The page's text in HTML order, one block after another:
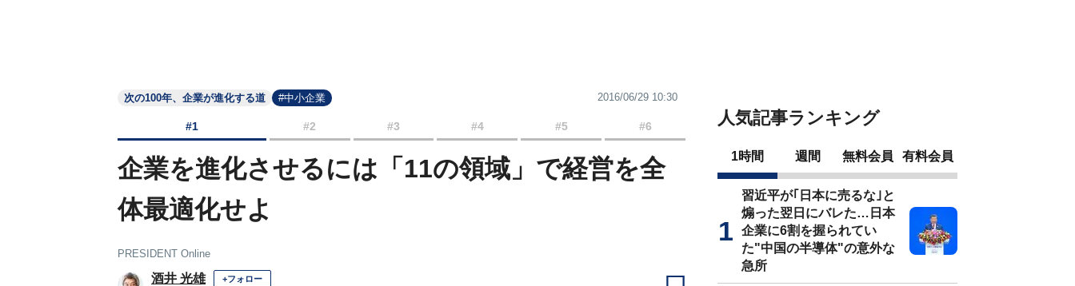
次の100年、企業が進化する道 #中小企業 2016/06/29 10:30
#1 #2 #3 #4 #5 #6
企業を進化させるには「11の領域」で経営を全
体最適化せよ
PRESIDENT Online
酒井 光雄 +フォロー
人気記事ランキング
1時間 週間 無料会員 有料会員
習近平が｢日本に売るな｣と
煽った翌日にバレた…日本
企業に6割を握られてい
た"中国の半導体"の意外な
急所